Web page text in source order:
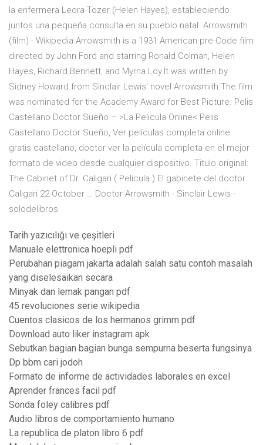
la enfermera Leora Tozer (Helen Hayes), estableciendo
juntos una pequeña consulta en su pueblo natal. Arrowsmith
(film) - Wikipedia Arrowsmith is a 1931 American pre-Code film
directed by John Ford and starring Ronald Colman, Helen
Hayes, Richard Bennett, and Myrna Loy.It was written by
Sidney Howard from Sinclair Lewis' novel Arrowsmith.The film
was nominated for the Academy Award for Best Picture. Pelis
Castellano Doctor Sueño – >La Pelicula Online< Pelis
Castellano Doctor Sueño, Ver películas completa online
gratis castellano, doctor ver la película completa en el mejor
formato de video desde cualquier dispositivo. Titulo original:
The Cabinet of Dr. Caligari ( Pelicula ) El gabinete del doctor
Caligari 22 October … Doctor Arrowsmith - Sinclair Lewis -
solodelibros
Tarih yazıcılığı ve çeşitleri
Manuale elettronica hoepli pdf
Perubahan piagam jakarta adalah salah satu contoh masalah
yang diselesaikan secara
Minyak dan lemak pangan pdf
45 revoluciones serie wikipedia
Cuentos clasicos de los hermanos grimm pdf
Download auto liker instagram apk
Sebutkan bagian bagian bunga sempurna beserta fungsinya
Dp bbm cari jodoh
Formato de informe de actividades laborales en excel
Aprender frances facil pdf
Sonda foley calibres pdf
Audio libros de comportamiento humano
La republica de platon libro 6 pdf